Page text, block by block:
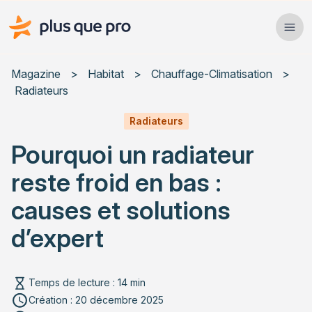
Plus que pro Mag'
Habitat
Actualités
Rechercher un article
Magazine > Habitat > Chauffage-Climatisation
>
Radiateurs
Radiateurs
Pourquoi un radiateur
reste froid en bas :
causes et solutions
d’expert
Temps de lecture : 14 min
Création : 20 décembre 2025